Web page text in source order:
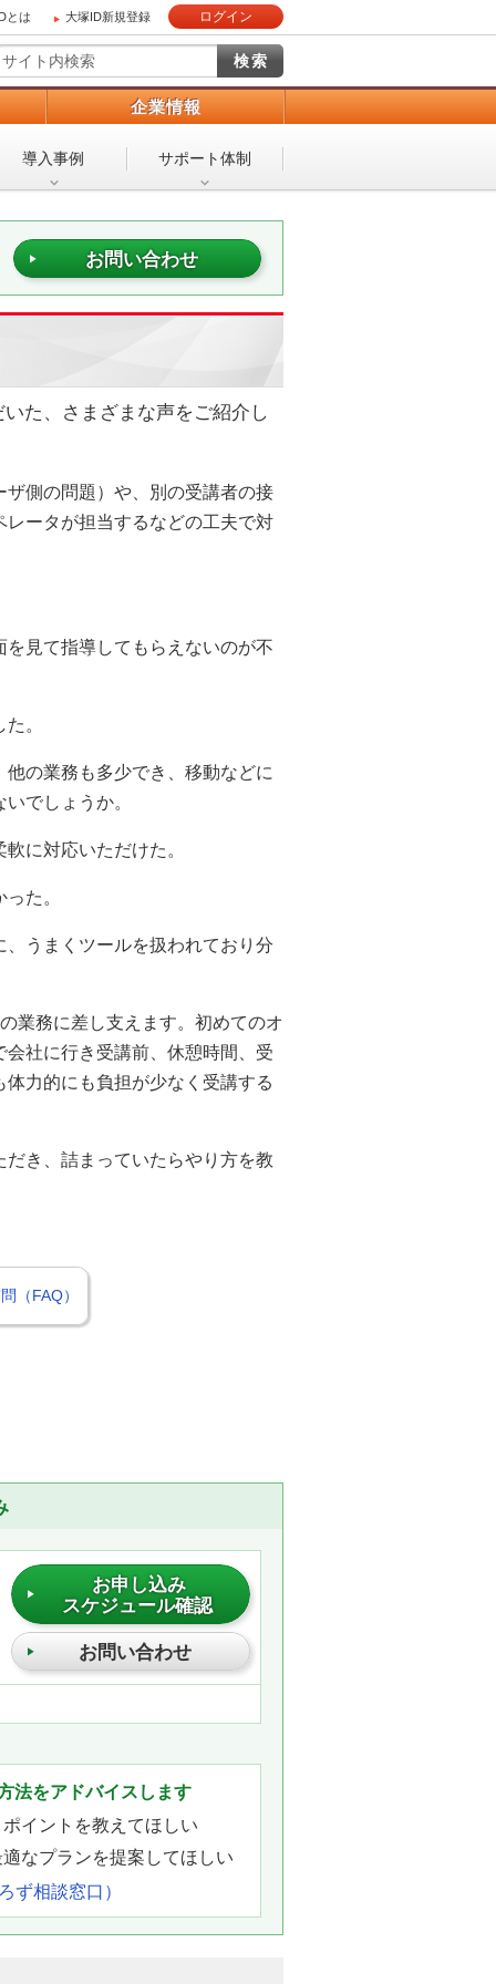
とは 大塚ID新規登録 ログイン
企業情報
導入事例 サポート体制
お問い合わせ
た、さまざまな声をご紹介し
側の問題）や、別の受講者の接
ータが担当するなどの工夫で対
見て指導してもらえないのが不
。
の業務も多少でき、移動などに
でしょうか。
に対応いただけた。
た。
うまくツールを扱われており分
業務に差し支えます。初めてのオ
社に行き受講前、休憩時間、受
力的にも負担が少なく受講する
き、詰まっていたらやり方を教
（FAQ）
お申し込み
スケジュール確認
お問い合わせ
法をアドバイスします
イントを教えてほしい
なプランを提案してほしい
ず相談窓口）